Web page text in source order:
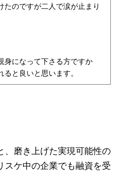
たのですが二人で涙が止まり
身になって下さる方ですか
と良いと思います。
、磨き上げた実現可能性の
スケ中の企業でも融資を受